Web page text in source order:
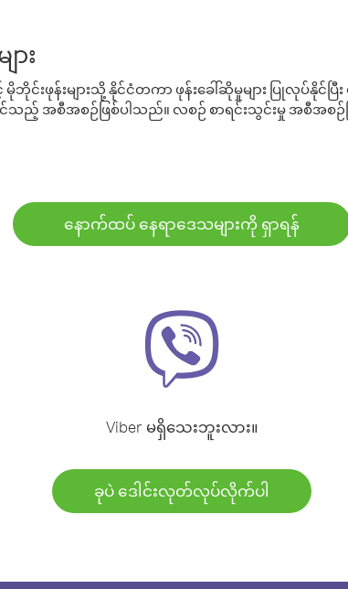
း
မိုဘိုင်းဖုန်းများသို့ နိုင်ငံတကာ ဖုန်းခေါ်ဆိုမှုများ ပြုလုပ်
ည့် အစီအစဉ်ဖြစ်ပါသည်။ လစဉ် စာရင်းသွင်းမှု အစီအစဉ်
နောက်ထပ် နေရာဒေသများကို ရှာရန်
Viber မရှိသေးဘူးလား။
ခုပဲ ဒေါင်းလုတ်လုပ်လိုက်ပါ